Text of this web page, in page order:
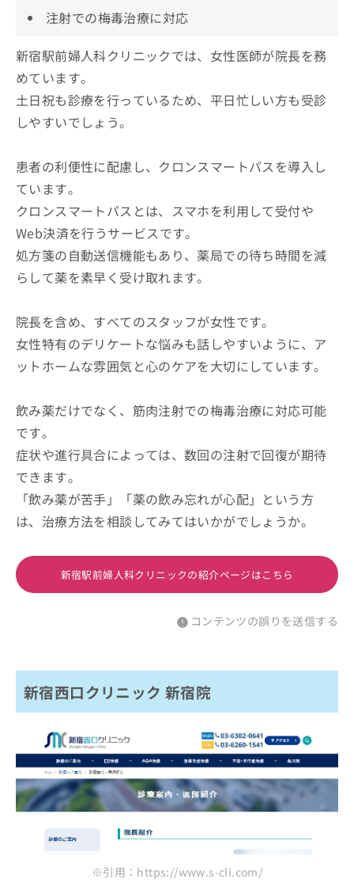
注射での梅毒治療に対応
新宿駅前婦人科クリニックでは、女性医師が院長を務
めています。
土日祝も診療を行っているため、平日忙しい方も受診
しやすいでしょう。
患者の利便性に配慮し、クロンスマートパスを導入し
ています。
クロンスマートパスとは、スマホを利用して受付や
Web決済を行うサービスです。
処方箋の自動送信機能もあり、薬局での待ち時間を減
らして薬を素早く受け取れます。
院長を含め、すべてのスタッフが女性です。
女性特有のデリケートな悩みも話しやすいように、ア
ットホームな雰囲気と心のケアを大切にしています。
飲み薬だけでなく、筋肉注射での梅毒治療に対応可能
です。
症状や進行具合によっては、数回の注射で回復が期待
できます。
「飲み薬が苦手」「薬の飲み忘れが心配」という方
は、治療方法を相談してみてはいかがでしょうか。
新宿駅前婦人科クリニックの紹介ページはこちら
コンテンツの誤りを送信する
新宿西口クリニック 新宿院
※引用：https://www.s-cli.com/